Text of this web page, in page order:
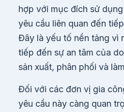
hợp với mục đích sử
yêu cầu liên quan đến
Đây là yếu tố nền tảng vì
tiếp đến sự an tâm của
sản xuất, phân phối và
Đối với các đơn vị gia
yêu cầu này càng quan